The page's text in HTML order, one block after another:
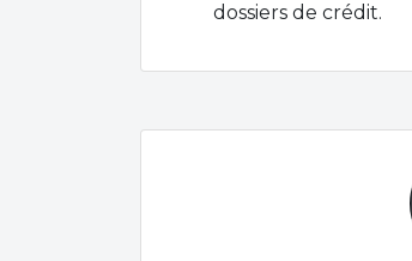
dossiers de crédit.